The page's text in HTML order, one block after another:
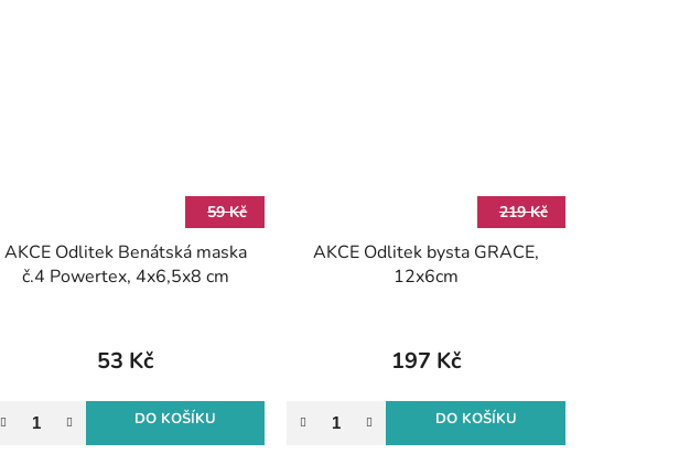
59 Kč
AKCE Odlitek Benátská maska
č.4 Powertex, 4x6,5x8 cm
53 Kč
DO KOŠÍKU
219 Kč
AKCE Odlitek bysta GRACE,
12x6cm
197 Kč
DO KOŠÍKU